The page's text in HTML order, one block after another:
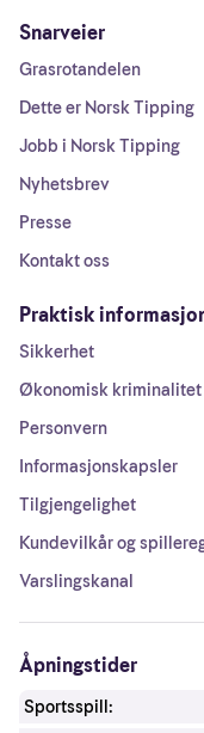
Snarveier
Grasrotandelen
Dette er Norsk Tipping
Jobb i Norsk Tipping
Nyhetsbrev
Presse
Kontakt oss
Praktisk
Sikkerhet
Økonomisk kriminalitet
Personvern
Informasjonskapsler
Tilgjengelighet
Kundevilkår og
Varslingskanal
Åpningstider
Sportsspill: